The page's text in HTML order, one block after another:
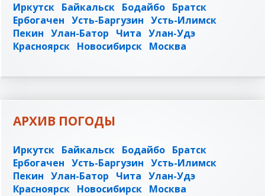
Иркутск Байкальск Бодайбо Братск
Ербогачен Усть-Баргузин Усть-Илимск
Пекин Улан-Батор Чита Улан-Удэ
Красноярск Новосибирск Москва
АРХИВ ПОГОДЫ
Иркутск Байкальск Бодайбо Братск
Ербогачен Усть-Баргузин Усть-Илимск
Пекин Улан-Батор Чита Улан-Удэ
Красноярск Новосибирск Москва